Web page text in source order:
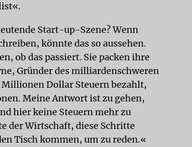
Start-up-Szene? Wenn
könnte das so aussehen.
ob das passiert. Sie packen ihre
Gründer des milliardenschweren
Dollar Steuern bezahlt,
Meine Antwort ist zu gehen,
hier keine Steuern mehr zu
der Wirtschaft, diese Schritte
Tisch kommen, um zu reden.«